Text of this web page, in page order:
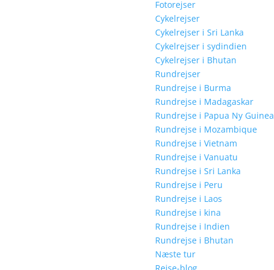
Fotorejser
Cykelrejser
Cykelrejser i Sri Lanka
Cykelrejser i sydindien
Cykelrejser i Bhutan
Rundrejser
Rundrejse i Burma
Rundrejse i Madagaskar
Rundrejse i Papua Ny Guinea
Rundrejse i Mozambique
Rundrejse i Vietnam
Rundrejse i Vanuatu
Rundrejse i Sri Lanka
Rundrejse i Peru
Rundrejse i Laos
Rundrejse i kina
Rundrejse i Indien
Rundrejse i Bhutan
Næste tur